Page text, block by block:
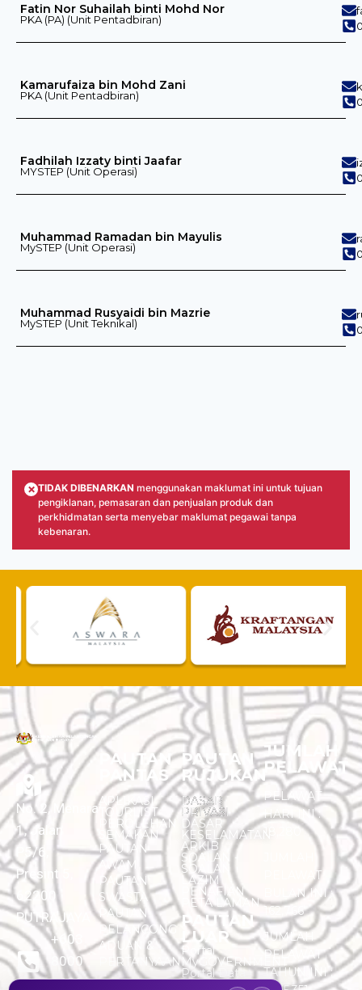
Fatin Nor Suhailah binti Mohd Nor
PKA (PA) (Unit Pentadbiran)
Kamarufaiza bin Mohd Zani
PKA (Unit Pentadbiran)
Fadhilah Izzaty binti Jaafar
MYSTEP (Unit Operasi)
Muhammad Ramadan bin Mayulis
MySTEP (Unit Operasi)
Muhammad Rusyaidi bin Mazrie
MySTEP (Unit Teknikal)
× TIDAK DIBENARKAN menggunakan maklumat ini untuk tujuan
pengiklanan, pemasaran dan penjualan produk dan
perkhidmatan serta menyebar maklumat pegawai tanpa
kebenaran.
No. 2, Menara
1, Jalan
P5/6,
Presint 5,
62200
PUTRAJAYA
+603
8000
8000
PAUTAN
PANTAS
APLIKASI
TOURLIST
PEROLEHAN
SEMAKAN
PAUTAN
AWAM
PAUTAN
SWASTA
PAUTAN
PELANCONG
ADUAN &
PERTANYAAN
PAUTAN
RUJUKAN
DASAR
PRIVASI
DASAR
KESELAMATAN
ARKIB
SOALAN -
SOALAN
LAZIM
PENAFIAN
PETA LAMAN
PAUTAN
LUAR
Portal
MyGOVERNMENT
Portal Data
Terbuka
JUMLAH
PELAWAT
PELAWAT
HARI INI :
18,280
PELAWAT
BULAN INI :
162,766
JUMLAH
PELAWAT
TAHUN INI :